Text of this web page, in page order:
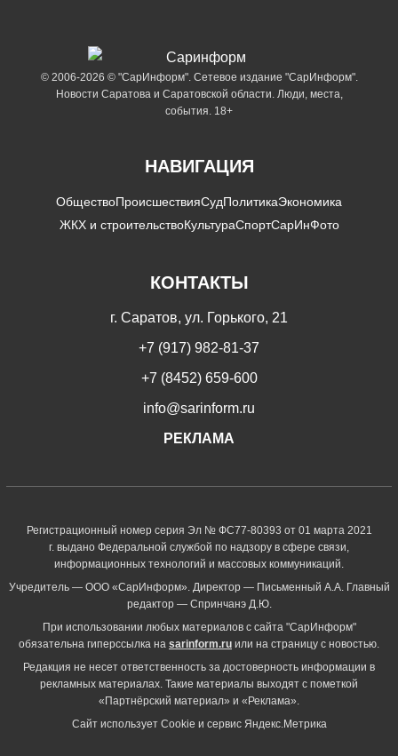
© 2006-2026 © "СарИнформ". Сетевое издание "СарИнформ".
Новости Саратова и Саратовской области. Люди, места,
события. 18+
НАВИГАЦИЯ
ОбществоПроисшествияСудПолитикаЭкономика
ЖКХ и строительствоКультураСпортСарИнФото
КОНТАКТЫ
г. Саратов, ул. Горького, 21
+7 (917) 982-81-37
+7 (8452) 659-600
info@sarinform.ru
РЕКЛАМА
Регистрационный номер серия Эл № ФС77-80393 от 01 марта 2021
г. выдано Федеральной службой по надзору в сфере связи,
информационных технологий и массовых коммуникаций.
Учредитель — ООО «СарИнформ». Директор — Письменный А.А. Главный
редактор — Спринчанэ Д.Ю.
При использовании любых материалов с сайта "СарИнформ"
обязательна гиперссылка на sarinform.ru или на страницу с новостью.
Редакция не несет ответственность за достоверность информации в
рекламных материалах. Такие материалы выходят с пометкой
«Партнёрский материал» и «Реклама».
Сайт использует Cookie и сервиc Яндекс.Метрика